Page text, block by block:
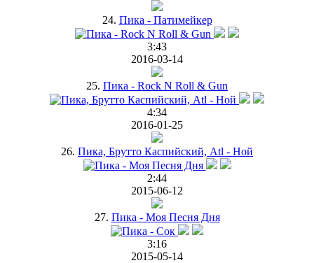
24. Пика - Патимейкер
3:43
2016-03-14
25. Пика - Rock N Roll & Gun
4:34
2016-01-25
26. Пика, Брутто Каспийский, Atl - Ной
2:44
2015-06-12
27. Пика - Моя Песня Дня
3:16
2015-05-14